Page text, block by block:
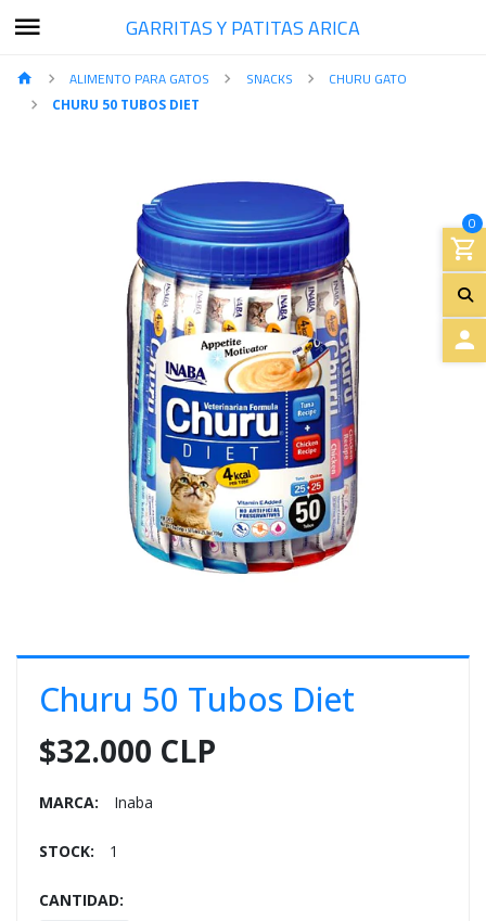
GARRITAS Y PATITAS ARICA
0
ALIMENTO PARA GATOS SNACKS CHURU GATO
CHURU 50 TUBOS DIET
Churu 50 Tubos Diet
$32.000 CLP
MARCA: Inaba
STOCK: 1
CANTIDAD: